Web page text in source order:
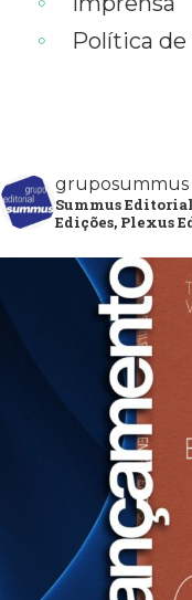
Política de
gruposummus
Summus
Edições, Plexus